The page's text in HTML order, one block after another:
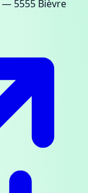
— 5555 Bièvre